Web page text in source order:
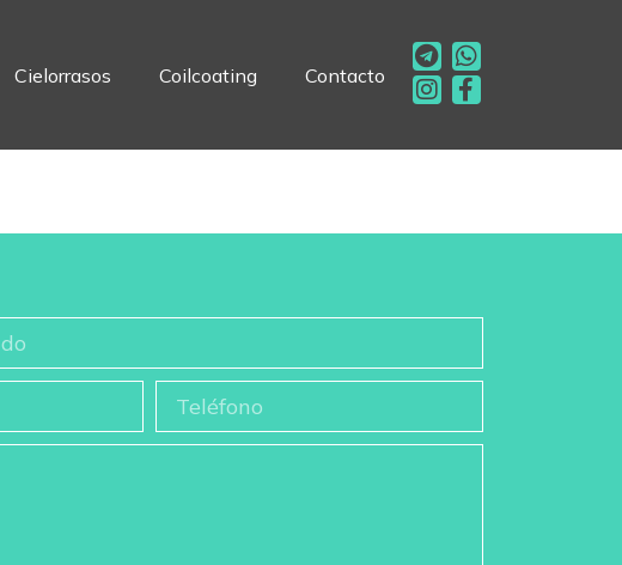
Cielorrasos Coilcoating Contacto